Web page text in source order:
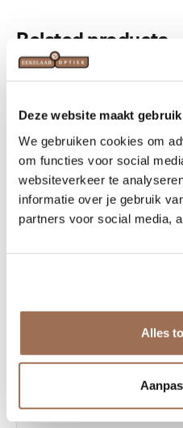
Deze website maakt
We gebruiken cookies om
om functies voor social
websiteverkeer te
informatie over je gebruik
partners voor social media,
Alles
Related products
Look 10556